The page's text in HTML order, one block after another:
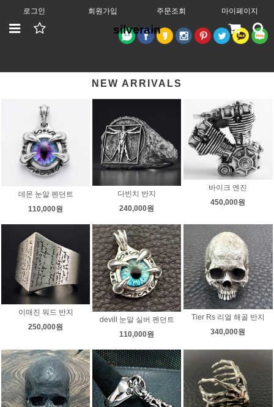
로그인 회원가입 주문조회 마이페이지
silverain
NEW ARRIVALS
데몬 눈알 펜던트
110,000원
다빈치 반지
240,000원
바이크 엔진
450,000원
이매진 워드 반지
250,000원
devill 눈알 실버 펜던트
110,000원
Tier Rs 리얼 해골 반지
340,000원